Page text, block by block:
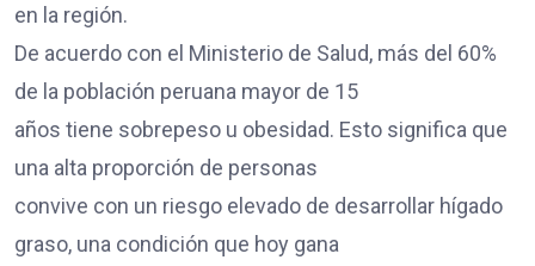
en la región.
De acuerdo con el Ministerio de Salud, más del 60%
de la población peruana mayor de 15
años tiene sobrepeso u obesidad. Esto significa que
una alta proporción de personas
convive con un riesgo elevado de desarrollar hígado
graso, una condición que hoy gana